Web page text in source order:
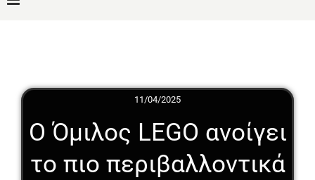
11/04/2025
Ο Όμιλος LEGO ανοίγει
το πιο περιβαλλοντικά